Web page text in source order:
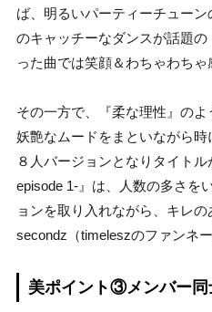
ば、明るいパーティーチュー
のキャッチーなダンスが話題
った曲では笑顔＆わちゃわちゃ
その一方で、『柔な理性』のよ
妖艶なムードをまといながら時
８人バージョンとなりタイト
episode 1-』は、人数の多さを
ョンを取り入れながら、キレ
secondz（timeleszのファンネ
美ポイント③メンバー同